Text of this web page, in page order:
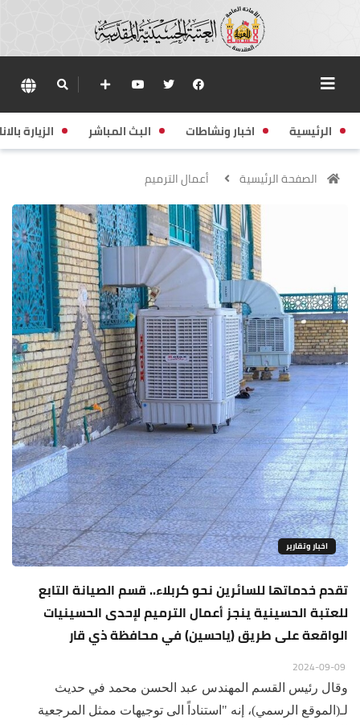
الرئيسية اخبار ونشاطات البث المباشر الزيارة
الصفحة الرئيسية أعمال الترميم
اخبار وتقارير
تقدم خدماتها للسائرين نحو كربلاء.. قسم الصيانة التابع
للعتبة الحسينية ينجز أعمال الترميم لإحدى الحسينيات
الواقعة على طريق (ياحسين) في محافظة ذي قار
وقال رئيس القسم المهندس عبد الحسن محمد في حديث
لـ(الموقع الرسمي)، إنه "استناداً الى توجيهات ممثل المرجعية